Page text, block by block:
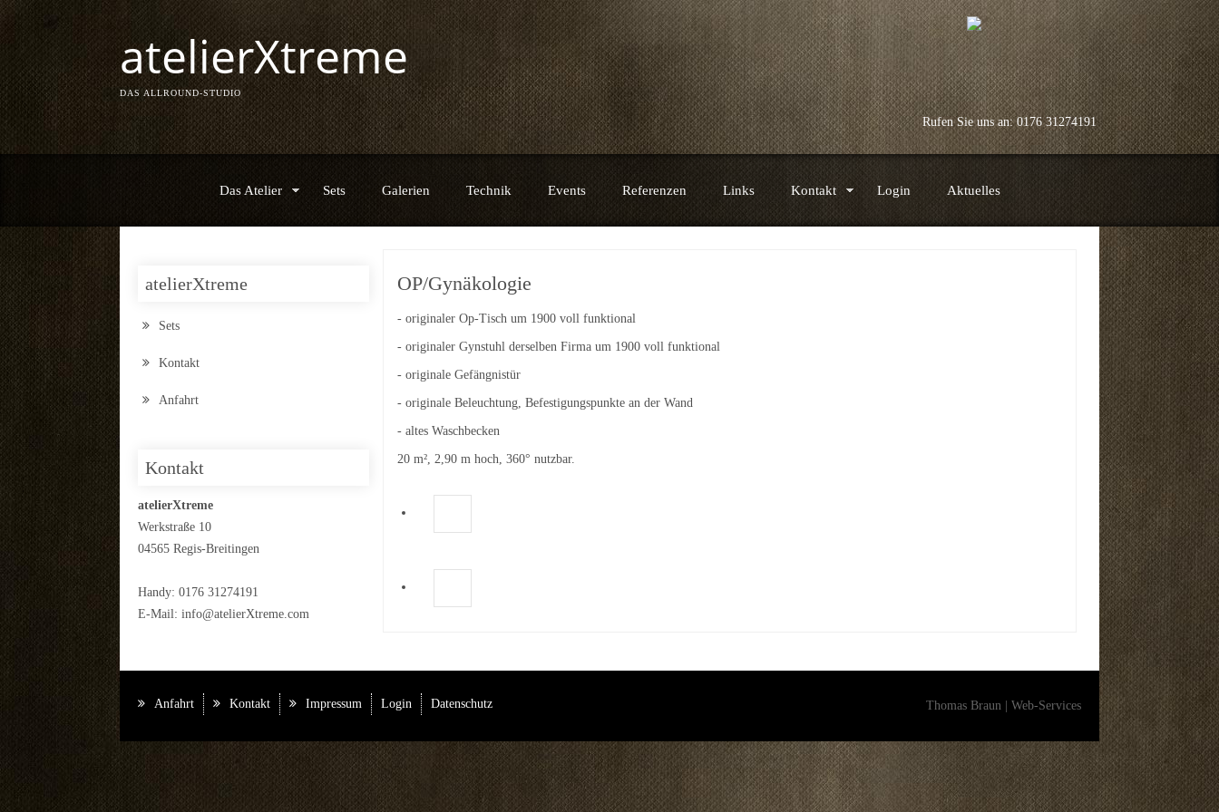
Rufen Sie uns an: 0176 31274191
atelierXtreme
DAS ALLROUND-STUDIO
Das Atelier Sets Galerien Technik Events Referenzen Links Kontakt Login Aktuelles
atelierXtreme
Sets
Kontakt
Anfahrt
Kontakt
atelierXtreme
Werkstraße 10
04565 Regis-Breitingen
Handy: 0176 31274191
E-Mail: info@atelierXtreme.com
OP/Gynäkologie
- originaler Op-Tisch um 1900 voll funktional
- originaler Gynstuhl derselben Firma um 1900 voll funktional
- originale Gefängnistür
- originale Beleuchtung, Befestigungspunkte an der Wand
- altes Waschbecken
20 m², 2,90 m hoch, 360° nutzbar.
Anfahrt Kontakt Impressum Login Datenschutz Thomas Braun | Web-Services